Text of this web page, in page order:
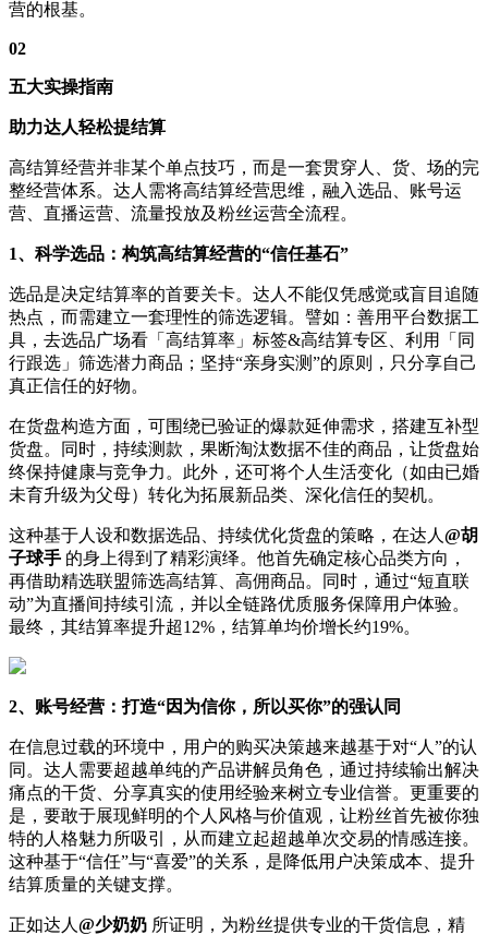
营的根基。
02
五大实操指南
助力达人轻松提结算
高结算经营并非某个单点技巧，而是一套贯穿人、货、场的完
整经营体系。达人需将高结算经营思维，融入选品、账号运
营、直播运营、流量投放及粉丝运营全流程。
1、 科学选品：构筑高结算经营的“信任基石”
选品是决定结算率的首要关卡。达人不能仅凭感觉或盲目追随
热点，而需建立一套理性的筛选逻辑。譬如：善用平台数据工
具，去选品广场看「高结算率」标签&高结算专区、利用「同
行跟选」筛选潜力商品；坚持“亲身实测”的原则，只分享自己
真正信任的好物。
在货盘构造方面，可围绕已验证的爆款延伸需求，搭建互补型
货盘。同时，持续测款，果断淘汰数据不佳的商品，让货盘始
终保持健康与竞争力。此外，还可将个人生活变化（如由已婚
未育升级为父母）转化为拓展新品类、深化信任的契机。
这种基于人设和数据选品、持续优化货盘的策略，在达人 @胡
子球手 的身上得到了精彩演绎。他首先确定核心品类方向，
再借助精选联盟筛选高结算、高佣商品。同时，通过“短直联
动”为直播间持续引流，并以全链路优质服务保障用户体验。
最终，其结算率提升超12%，结算单均价增长约19%。
2、 账号经营：打造“因为信你，所以买你”的强认同
在信息过载的环境中，用户的购买决策越来越基于对“人”的认
同。达人需要超越单纯的产品讲解员角色，通过持续输出解决
痛点的干货、分享真实的使用经验来树立专业信誉。更重要的
是，要敢于展现鲜明的个人风格与价值观，让粉丝首先被你独
特的人格魅力所吸引，从而建立起超越单次交易的情感连接。
这种基于“信任”与“喜爱”的关系，是降低用户决策成本、提升
结算质量的关键支撑。
正如达人 @少奶奶 所证明，为粉丝提供专业的干货信息，精